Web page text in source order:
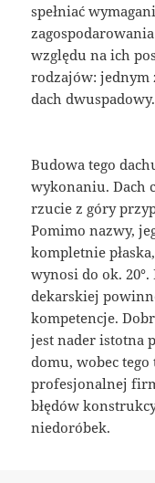
spełniać
względu na ich
rodzajów: jednym
dach dwuspadowy.
Budowa tego
wykonaniu. Dach
rzucie z góry
Pomimo nazwy,
kompletnie
wynosi do ok.
dekarskiej
kompetencje.
jest nader istotna
domu, wobec
profesjonalnej
błędów
niedoróbek.